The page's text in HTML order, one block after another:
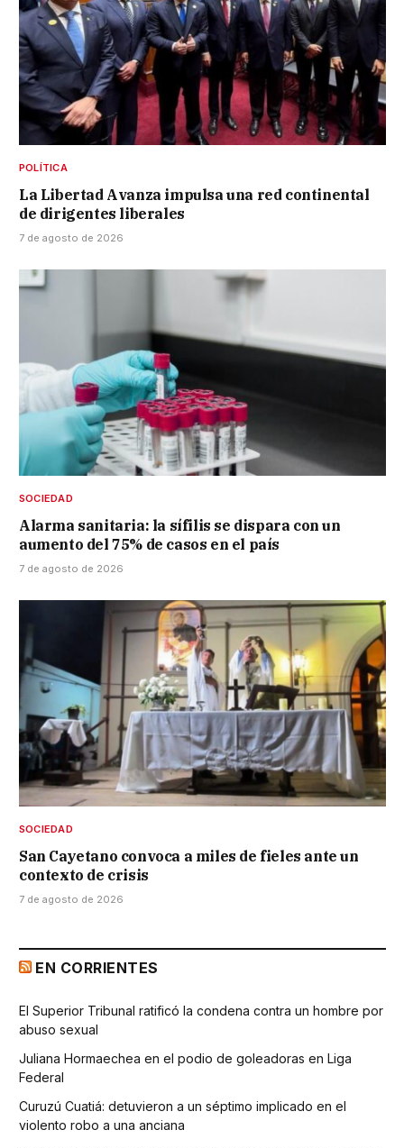
POLÍTICA
La Libertad Avanza impulsa una red continental
de dirigentes liberales
7 de agosto de 2026
SOCIEDAD
Alarma sanitaria: la sífilis se dispara con un
aumento del 75% de casos en el país
7 de agosto de 2026
SOCIEDAD
San Cayetano convoca a miles de fieles ante un
contexto de crisis
7 de agosto de 2026
EN CORRIENTES
El Superior Tribunal ratificó la condena contra un hombre por
abuso sexual
Juliana Hormaechea en el podio de goleadoras en Liga
Federal
Curuzú Cuatiá: detuvieron a un séptimo implicado en el
violento robo a una anciana